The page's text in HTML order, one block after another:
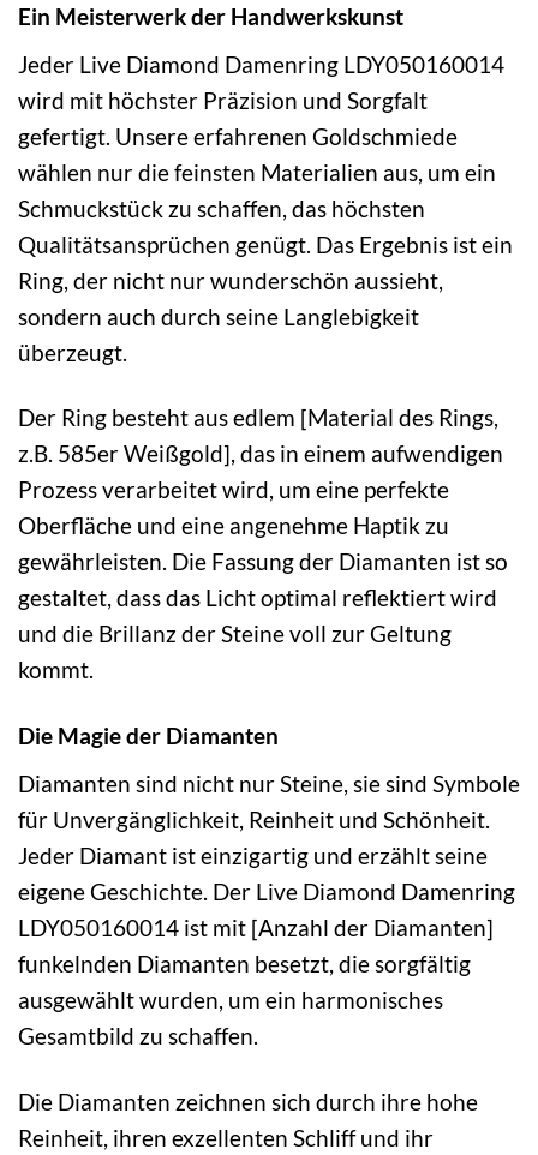
Ein Meisterwerk der Handwerkskunst
Jeder Live Diamond Damenring LDY050160014
wird mit höchster Präzision und Sorgfalt
gefertigt. Unsere erfahrenen Goldschmiede
wählen nur die feinsten Materialien aus, um ein
Schmuckstück zu schaffen, das höchsten
Qualitätsansprüchen genügt. Das Ergebnis ist ein
Ring, der nicht nur wunderschön aussieht,
sondern auch durch seine Langlebigkeit
überzeugt.
Der Ring besteht aus edlem [Material des Rings,
z.B. 585er Weißgold], das in einem aufwendigen
Prozess verarbeitet wird, um eine perfekte
Oberfläche und eine angenehme Haptik zu
gewährleisten. Die Fassung der Diamanten ist so
gestaltet, dass das Licht optimal reflektiert wird
und die Brillanz der Steine voll zur Geltung
kommt.
Die Magie der Diamanten
Diamanten sind nicht nur Steine, sie sind Symbole
für Unvergänglichkeit, Reinheit und Schönheit.
Jeder Diamant ist einzigartig und erzählt seine
eigene Geschichte. Der Live Diamond Damenring
LDY050160014 ist mit [Anzahl der Diamanten]
funkelnden Diamanten besetzt, die sorgfältig
ausgewählt wurden, um ein harmonisches
Gesamtbild zu schaffen.
Die Diamanten zeichnen sich durch ihre hohe
Reinheit, ihren exzellenten Schliff und ihr